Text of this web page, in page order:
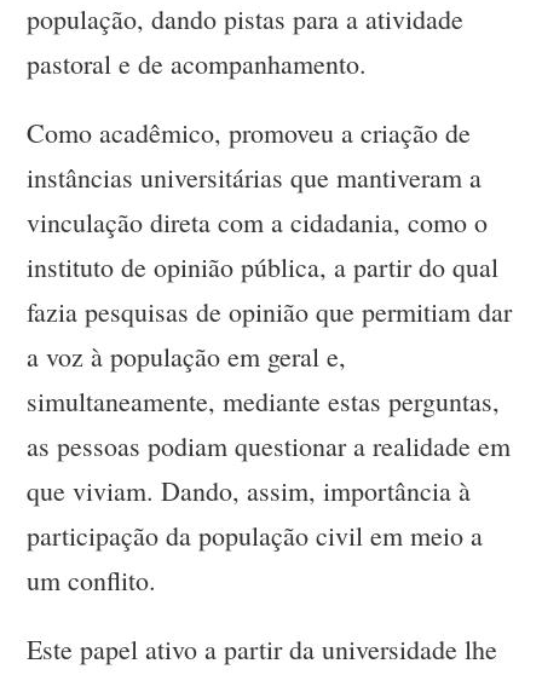
população, dando pistas para a atividade
pastoral e de acompanhamento.
Como acadêmico, promoveu a criação de
instâncias universitárias que mantiveram a
vinculação direta com a cidadania, como o
instituto de opinião pública, a partir do qual
fazia pesquisas de opinião que permitiam dar
a voz à população em geral e,
simultaneamente, mediante estas perguntas,
as pessoas podiam questionar a realidade em
que viviam. Dando, assim, importância à
participação da população civil em meio a
um conflito.
Este papel ativo a partir da universidade lhe